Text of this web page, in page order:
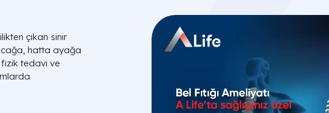
çıkan sinir
hatta ayağa
fizik tedavi ve